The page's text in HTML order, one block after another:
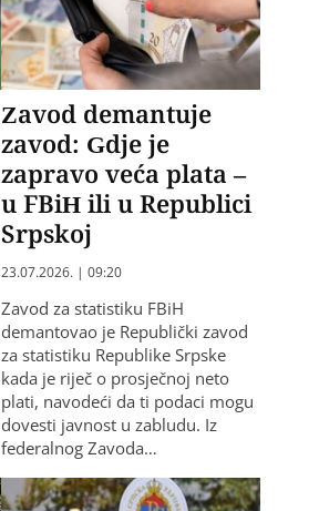
Zavod demantuje
zavod: Gdje je
zapravo veća plata –
u FBiH ili u Republici
Srpskoj
23.07.2026. | 09:20
Zavod za statistiku FBiH
demantovao je Republički zavod
za statistiku Republike Srpske
kada je riječ o prosječnoj neto
plati, navodeći da ti podaci mogu
dovesti javnost u zabludu. Iz
federalnog Zavoda…